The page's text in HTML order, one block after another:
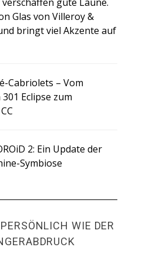
Glas von Villeroy &
bringt viel Akzente auf
Cabriolets – Vom
Eclipse zum
2: Ein Update der
Symbiose
WIE DER